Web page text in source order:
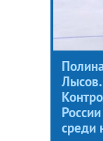
среди